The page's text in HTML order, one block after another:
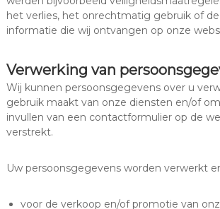
het verlies, het onrechtmatig gebruik of
informatie die wij ontvangen op onze
Verwerking van
Wij kunnen persoonsgegevens over u
gebruik maakt van onze diensten en/of
invullen van een contactformulier op de
verstrekt.
Uw persoonsgegevens worden verwerkt
voor de verkoop en/of promotie van